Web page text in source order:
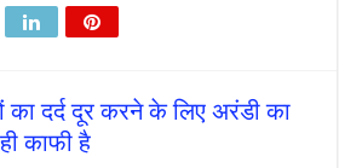
दर्द दूर करने के लिए अरंडी का
काफी है